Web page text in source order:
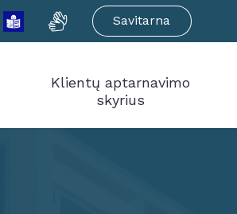
Savitarna
Klientų aptarnavimo
skyrius